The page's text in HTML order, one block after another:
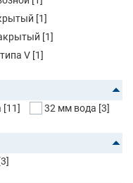
[1]
[1]
V [1]
[11] 32 мм вода [3]
[3]